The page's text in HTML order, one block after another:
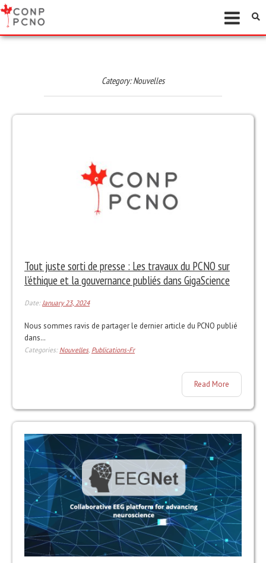
Category:Nouvelles
Tout juste sorti de presse : Les travaux du PCNO sur
l’éthique et la gouvernance publiés dans GigaScience
Date: January 23, 2024
Nous sommes ravis de partager le dernier article du PCNO publié
dans…
Categories: Nouvelles, Publications-Fr
Read More